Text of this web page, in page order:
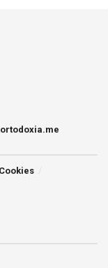
ortodoxia.me